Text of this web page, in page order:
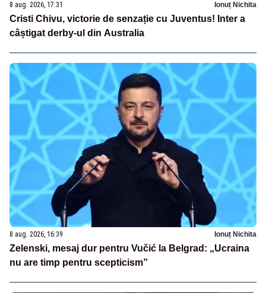
8 aug. 2026, 17:31 Ionuț Nichita
Cristi Chivu, victorie de senzație cu Juventus! Inter a
câștigat derby-ul din Australia
8 aug. 2026, 16:39 Ionuț Nichita
Zelenski, mesaj dur pentru Vučić la Belgrad: „Ucraina
nu are timp pentru scepticism”